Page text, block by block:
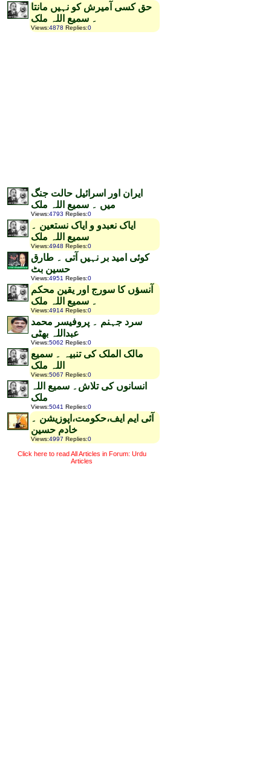
حق کسی آمیرش کو نہیں مانتا
۔ سمیع اللہ ملک
Views:4878 Replies:0
ایران اور اسرائیل حالت جنگ
میں ۔ سمیع اللہ ملک
Views:4793 Replies:0
ایاک نعبدو و ایاک نستعین ۔
سمیع اللہ ملک
Views:4948 Replies:0
کوئی امید بر نہیں آتی ۔ طارق
حسین بٹ
Views:4951 Replies:0
آنسؤں کا سورج اور یقین محکم
۔ سمیع اللہ ملک
Views:4914 Replies:0
سرد جہنم ۔ پروفیسر محمد
عبداللہ بھٹی
Views:5062 Replies:0
مالک الملک کی تنبیہ ۔ سمیع
اللہ ملک
Views:5067 Replies:0
انسانوں کی تلاش۔ سمیع اللہ
ملک
Views:5041 Replies:0
آئی ایم ایف،حکومت،اپوزیشن ۔
خادم حسین
Views:4997 Replies:0
Click here to read All Articles in Forum: Urdu
Articles